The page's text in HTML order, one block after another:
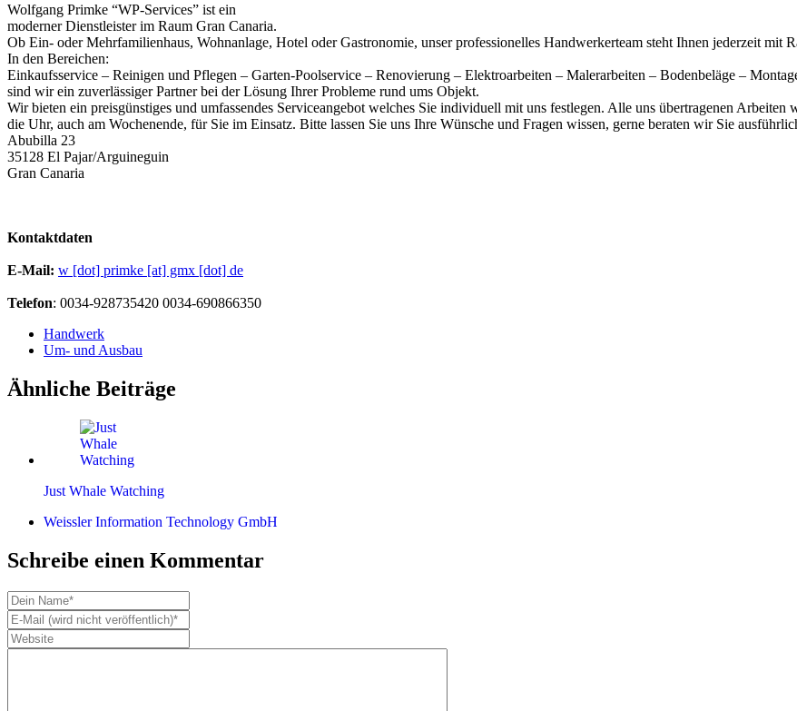
Wolfgang Primke “WP-Services” ist ein
moderner Dienstleister im Raum Gran Canaria.
Ob Ein- oder Mehrfamilienhaus, Wohnanlage, Hotel oder Gastronomie, unser professionelles Handwerkerteam steht Ihnen jederzeit mit
In den Bereichen:
Einkaufsservice – Reinigen und Pflegen – Garten-Poolservice – Renovierung – Elektroarbeiten – Malerarbeiten – Bodenbeläge –
sind wir ein zuverlässiger Partner bei der Lösung Ihrer Probleme rund ums Objekt.
Wir bieten ein preisgünstiges und umfassendes Serviceangebot welches Sie individuell mit uns festlegen. Alle uns übertragenen
die Uhr, auch am Wochenende, für Sie im Einsatz. Bitte lassen Sie uns Ihre Wünsche und Fragen wissen, gerne beraten wir Sie
Abubilla 23
35128 El Pajar/Arguineguin
Gran Canaria
Kontaktdaten
E-Mail: w [dot] primke [at] gmx [dot] de
Telefon: 0034-928735420 0034-690866350
Handwerk
Um- und Ausbau
Ähnliche Beiträge
Just Whale Watching
Weissler Information Technology GmbH
Schreibe einen Kommentar